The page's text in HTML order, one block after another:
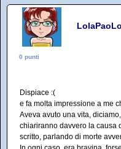
0 punti
Dispiace :(
e fa molta impressione a me
Aveva avuto una vita,
chiariranno davvero la causa
scritto, parlando di morte